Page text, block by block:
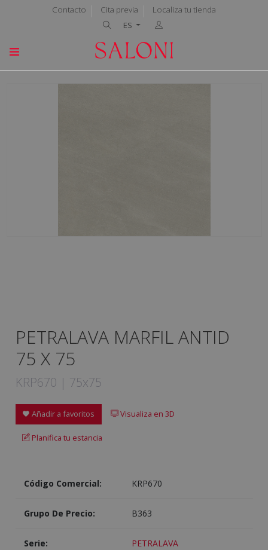
Contacto Cita previa
Localiza tu tienda
ES
PETRALAVA MARFIL ANTID
75 X 75
KRP670 | 75x75
Añadir a favoritos Visualiza en 3D
Planifica tu estancia
Código Comercial: KRP670
Grupo De Precio: B363
Serie: PETRALAVA